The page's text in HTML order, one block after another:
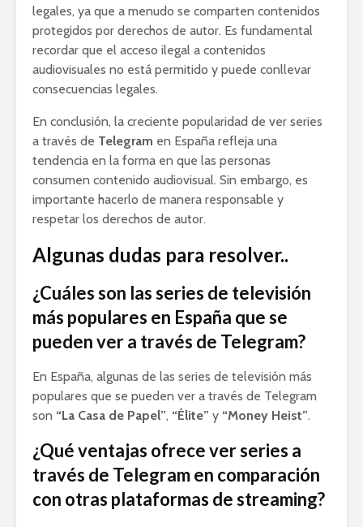
legales, ya que a menudo se comparten contenidos
protegidos por derechos de autor. Es fundamental
recordar que el acceso ilegal a contenidos
audiovisuales no está permitido y puede conllevar
consecuencias legales.
En conclusión, la creciente popularidad de ver series
a través de Telegram en España refleja una
tendencia en la forma en que las personas
consumen contenido audiovisual. Sin embargo, es
importante hacerlo de manera responsable y
respetar los derechos de autor.
Algunas dudas para resolver..
¿Cuáles son las series de televisión
más populares en España que se
pueden ver a través de Telegram?
En España, algunas de las series de televisión más
populares que se pueden ver a través de Telegram
son “La Casa de Papel”, “Élite” y “Money Heist”.
¿Qué ventajas ofrece ver series a
través de Telegram en comparación
con otras plataformas de streaming?